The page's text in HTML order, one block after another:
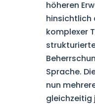
höheren
hinsichtlich
komplexer
Sprache.
nun
gleichzeitig